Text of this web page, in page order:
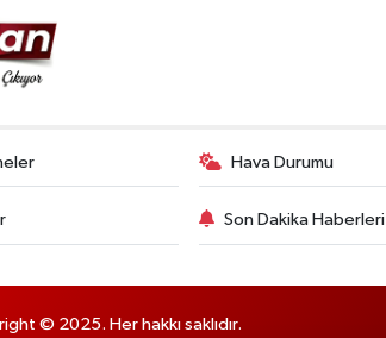
Hava Durumu
Son Dakika Haberleri
© 2025. Her hakkı saklıdır.